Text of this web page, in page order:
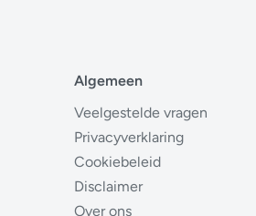
Algemeen
Veelgestelde vragen
Privacyverklaring
Cookiebeleid
Disclaimer
Over ons